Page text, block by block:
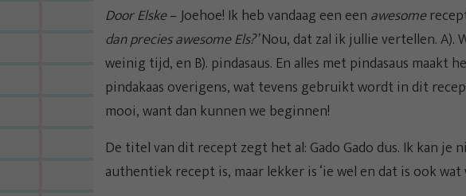
Door Elske– Joehoe! Ik heb vandaag een een awesome
dan precies awesome Els?’Nou, dat zal ik jullie vertellen. A).
weinig tijd, en B). pindasaus. En alles met pindasaus maakt
pindakaas overigens, wat tevens gebruikt wordt in dit
mooi, want dan kunnen we beginnen!
De titel van dit recept zegt het al: Gado Gado dus. Ik kan je
authentiek recept is, maar lekker is ‘ie wel en dat is ook wat